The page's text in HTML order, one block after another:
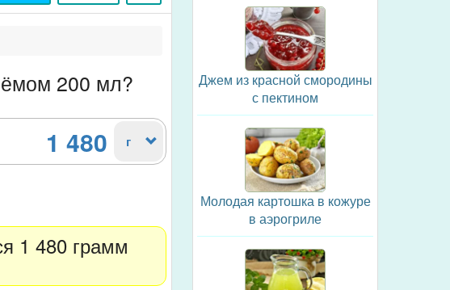
200 мл?
1 480 г
1 480 грамм
Джем из красной смородины
с пектином
Молодая картошка в кожуре
в аэрогриле